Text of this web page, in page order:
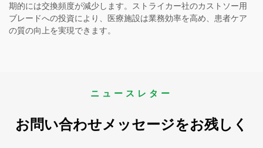
期的には交換頻度が減少します。ストライカー社のカストソー用
ブレードへの投資により、医療施設は業務効率を高め、患者ケア
の質の向上を実現できます。
ニュースレター
お問い合わせメッセージをお残しく